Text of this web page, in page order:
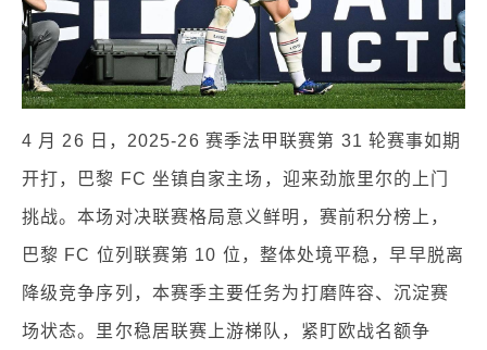
4 月 26 日，2025-26 赛季法甲联赛第 31 轮赛事如期
开打，巴黎 FC 坐镇自家主场，迎来劲旅里尔的上门
挑战。本场对决联赛格局意义鲜明，赛前积分榜上，
巴黎 FC 位列联赛第 10 位，整体处境平稳，早早脱离
降级竞争序列，本赛季主要任务为打磨阵容、沉淀赛
场状态。里尔稳居联赛上游梯队，紧盯欧战名额争